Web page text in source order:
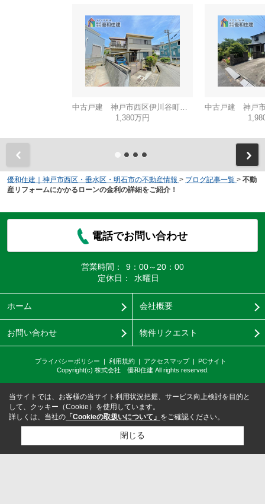
中古戸建 神戸市西区伊川谷町有瀬
1,380万円
優和住建｜神戸市西区・垂水区・明石市の不動産情報 > ブログ記事一覧 > 不動
産リフォームにかかるローンの金利の詳細をご紹介！
電話でお問い合わせ
営業時間：
9：00～20：00
定休日：
水曜日
ホーム 会社概要
お問い合わせ 物件リクエスト
プライバシーポリシー 利用規約 アクセスマップ
PCサイト
Copyright(c) 株式会社 優和住建 All rights reserved.
当サイトでは、お客様の当サイト利用状況把握、サービス向上検討を目的と
して、クッキー（Cookie）を使用しています。
詳しくは、当社の 「Cookieの取扱いについて」 をご確認ください。
閉じる